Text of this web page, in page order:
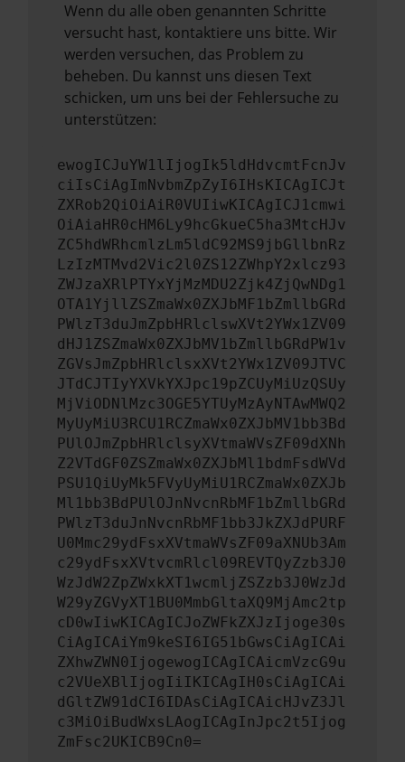
Wenn du alle oben genannten Schritte
versucht hast, kontaktiere uns bitte. Wir
werden versuchen, das Problem zu
beheben. Du kannst uns diesen Text
schicken, um uns bei der Fehlersuche zu
unterstützen:
ewogICJuYW1lIjogIk5ldHdvcmtFcnJv
ciIsCiAgImNvbmZpZyI6IHsKICAgICJt
ZXRob2QiOiAiR0VUIiwKICAgICJ1cmwi
OiAiaHR0cHM6Ly9hcGkueC5ha3MtcHJv
ZC5hdWRhcmlzLm5ldC92MS9jbGllbnRz
LzIzMTMvd2Vic2l0ZS12ZWhpY2xlcz93
ZWJzaXRlPTYxYjMzMDU2Zjk4ZjQwNDg1
OTA1YjllZSZmaWx0ZXJbMF1bZmllbGRd
PWlzT3duJmZpbHRlclswXVt2YWx1ZV09
dHJ1ZSZmaWx0ZXJbMV1bZmllbGRdPW1v
ZGVsJmZpbHRlclsxXVt2YWx1ZV09JTVC
JTdCJTIyYXVkYXJpc19pZCUyMiUzQSUy
MjViODNlMzc3OGE5YTUyMzAyNTAwMWQ2
MyUyMiU3RCU1RCZmaWx0ZXJbMV1bb3Bd
PUlOJmZpbHRlclsyXVtmaWVsZF09dXNh
Z2VTdGF0ZSZmaWx0ZXJbMl1bdmFsdWVd
PSU1QiUyMk5FVyUyMiU1RCZmaWx0ZXJb
Ml1bb3BdPUlOJnNvcnRbMF1bZmllbGRd
PWlzT3duJnNvcnRbMF1bb3JkZXJdPURF
U0Mmc29ydFsxXVtmaWVsZF09aXNUb3Am
c29ydFsxXVtvcmRlcl09REVTQyZzb3J0
WzJdW2ZpZWxkXT1wcmljZSZzb3J0WzJd
W29yZGVyXT1BU0MmbGltaXQ9MjAmc2tp
cD0wIiwKICAgICJoZWFkZXJzIjoge30s
CiAgICAiYm9keSI6IG51bGwsCiAgICAi
ZXhwZWN0IjogewogICAgICAicmVzcG9u
c2VUeXBlIjogIiIKICAgIH0sCiAgICAi
dGltZW91dCI6IDAsCiAgICAicHJvZ3Jl
c3MiOiBudWxsLAogICAgInJpc2t5Ijog
ZmFsc2UKICB9Cn0=